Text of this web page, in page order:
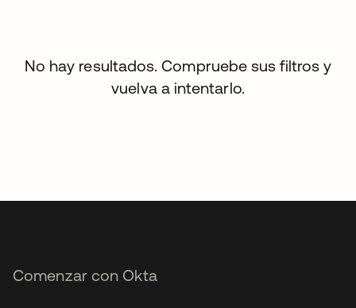
No hay resultados. Compruebe sus filtros y
vuelva a intentarlo.
Comenzar con Okta